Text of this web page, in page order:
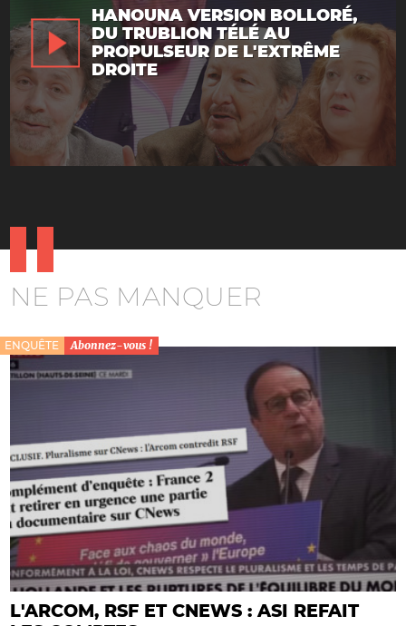
HANOUNA VERSION BOLLORÉ,
DU TRUBLION TÉLÉ AU
PROPULSEUR DE L'EXTRÊME
DROITE
NE PAS MANQUER
ENQUÊTE Abonnez-vous !
L'ARCOM, RSF ET CNEWS : ASI REFAIT